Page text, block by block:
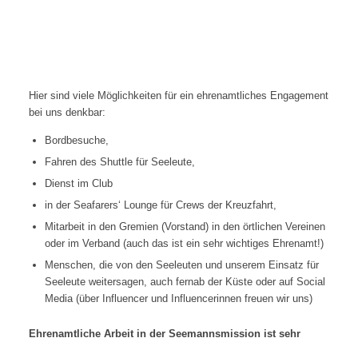
Hier sind viele Möglichkeiten für ein ehrenamtliches Engagement
bei uns denkbar:
Bordbesuche,
Fahren des Shuttle für Seeleute,
Dienst im Club
in der Seafarers‘ Lounge für Crews der Kreuzfahrt,
Mitarbeit in den Gremien (Vorstand) in den örtlichen Vereinen
oder im Verband (auch das ist ein sehr wichtiges Ehrenamt!)
Menschen, die von den Seeleuten und unserem Einsatz für
Seeleute weitersagen, auch fernab der Küste oder auf Social
Media (über Influencer und Influencerinnen freuen wir uns)
Ehrenamtliche Arbeit in der Seemannsmission ist sehr